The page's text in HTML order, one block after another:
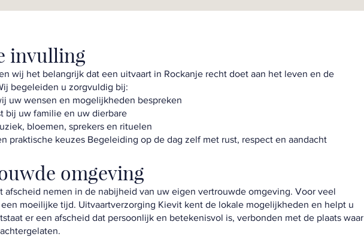
invulling
wij het belangrijk dat een uitvaart in Rockanje recht doet aan het leven en de
begeleiden u zorgvuldig bij:
uw wensen en mogelijkheden bespreken
bij uw familie en uw dierbare
bloemen, sprekers en rituelen
praktische keuzes Begeleiding op de dag zelf met rust, respect en aandacht
omgeving
afscheid nemen in de nabijheid van uw eigen vertrouwde omgeving. Voor veel
moeilijke tijd. Uitvaartverzorging Kievit kent de lokale mogelijkheden en helpt u
er een afscheid dat persoonlijk en betekenisvol is, verbonden met de plaats waar